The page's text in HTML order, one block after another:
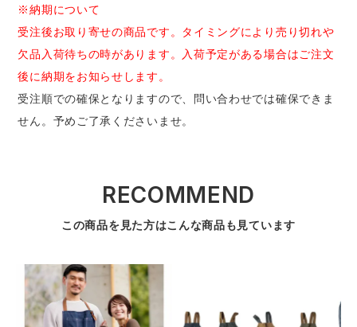
※納期について
受注後お取り寄せの商品です。タイミングにより売り切れや
欠品入荷待ちの時があります。入荷予定がある場合はご注文
後に納期をお知らせします。
受注順での確保となりますので、問い合わせでは確保できま
せん。予めご了承くださいませ。
RECOMMEND
この商品を見た方はこんな商品も見ています